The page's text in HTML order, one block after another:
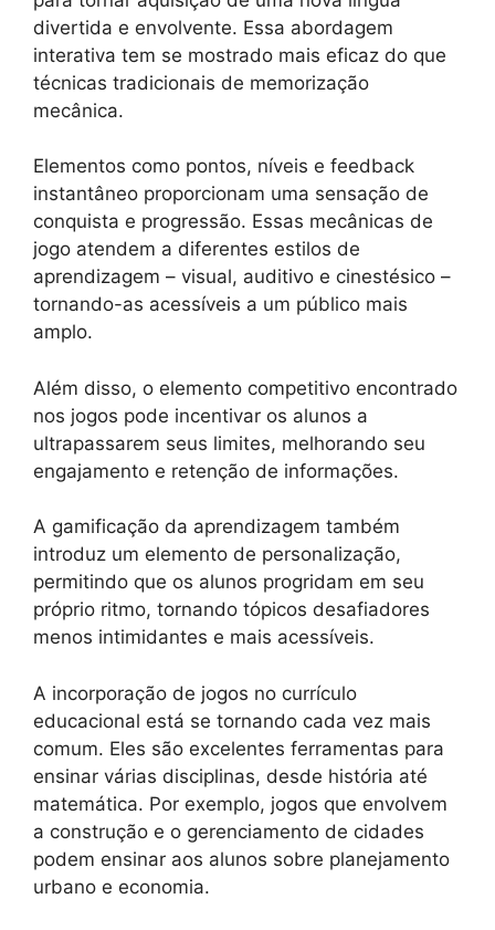
divertida e envolvente. Essa abordagem
interativa tem se mostrado mais eficaz do que
técnicas tradicionais de memorização
mecânica.
Elementos como pontos, níveis e feedback
instantâneo proporcionam uma sensação de
conquista e progressão. Essas mecânicas de
jogo atendem a diferentes estilos de
aprendizagem – visual, auditivo e cinestésico –
tornando-as acessíveis a um público mais
amplo.
Além disso, o elemento competitivo encontrado
nos jogos pode incentivar os alunos a
ultrapassarem seus limites, melhorando seu
engajamento e retenção de informações.
A gamificação da aprendizagem também
introduz um elemento de personalização,
permitindo que os alunos progridam em seu
próprio ritmo, tornando tópicos desafiadores
menos intimidantes e mais acessíveis.
A incorporação de jogos no currículo
educacional está se tornando cada vez mais
comum. Eles são excelentes ferramentas para
ensinar várias disciplinas, desde história até
matemática. Por exemplo, jogos que envolvem
a construção e o gerenciamento de cidades
podem ensinar aos alunos sobre planejamento
urbano e economia.